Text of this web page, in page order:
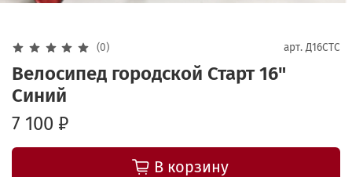
(0) арт. Д16СТС
Велосипед городской Старт 16"
Синий
7 100 ₽
В корзину